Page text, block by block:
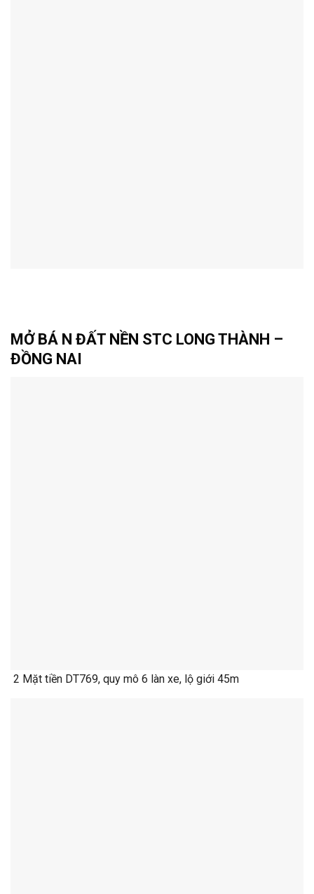
MỞ BÁ N ĐẤT NỀN STC LONG THÀNH –
ĐỒNG NAI
2 Mặt tiền DT769, quy mô 6 làn xe, lộ giới 45m